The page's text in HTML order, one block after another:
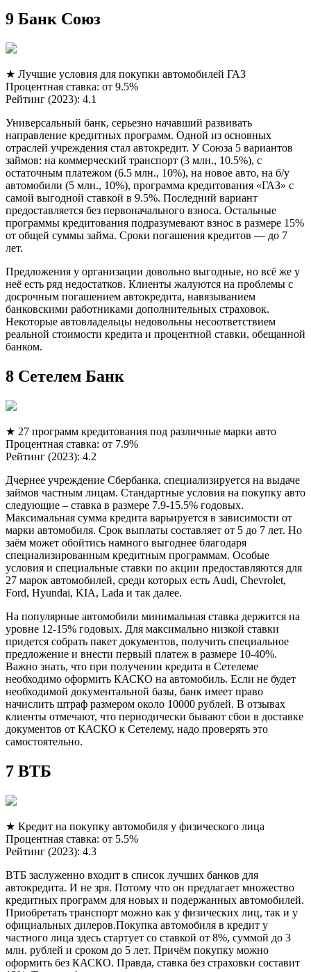
9 Банк Союз
★ Лучшие условия для покупки автомобилей ГАЗ
Процентная ставка: от 9.5%
Рейтинг (2023): 4.1
Универсальный банк, серьезно начавший развивать
направление кредитных программ. Одной из основных
отраслей учреждения стал автокредит. У Союза 5 вариантов
займов: на коммерческий транспорт (3 млн., 10.5%), с
остаточным платежом (6.5 млн., 10%), на новое авто, на б/у
автомобили (5 млн., 10%), программа кредитования «ГАЗ» с
самой выгодной ставкой в 9.5%. Последний вариант
предоставляется без первоначального взноса. Остальные
программы кредитования подразумевают взнос в размере 15%
от общей суммы займа. Сроки погашения кредитов — до 7
лет.
Предложения у организации довольно выгодные, но всё же у
неё есть ряд недостатков. Клиенты жалуются на проблемы с
досрочным погашением автокредита, навязыванием
банковскими работниками дополнительных страховок.
Некоторые автовладельцы недовольны несоответствием
реальной стоимости кредита и процентной ставки, обещанной
банком.
8 Сетелем Банк
★ 27 программ кредитования под различные марки авто
Процентная ставка: от 7.9%
Рейтинг (2023): 4.2
Дчернее учреждение Сбербанка, специализируется на выдаче
займов частным лицам. Стандартные условия на покупку авто
следующие – ставка в размере 7.9-15.5% годовых.
Максимальная сумма кредита варьируется в зависимости от
марки автомобиля. Срок выплаты составляет от 5 до 7 лет. Но
заём может обойтись намного выгоднее благодаря
специализированным кредитным программам. Особые
условия и специальные ставки по акции предоставляются для
27 марок автомобилей, среди которых есть Audi, Chevrolet,
Ford, Hyundai, KIA, Lada и так далее.
На популярные автомобили минимальная ставка держится на
уровне 12-15% годовых. Для максимально низкой ставки
придется собрать пакет документов, получить специальное
предложение и внести первый платеж в размере 10-40%.
Важно знать, что при получении кредита в Сетелеме
необходимо оформить КАСКО на автомобиль. Если не будет
необходимой документальной базы, банк имеет право
начислить штраф размером около 10000 рублей. В отзывах
клиенты отмечают, что периодически бывают сбои в доставке
документов от КАСКО к Сетелему, надо проверять это
самостоятельно.
7 ВТБ
★ Кредит на покупку автомобиля у физического лица
Процентная ставка: от 5.5%
Рейтинг (2023): 4.3
ВТБ заслуженно входит в список лучших банков для
автокредита. И не зря. Потому что он предлагает множество
кредитных программ для новых и подержанных автомобилей.
Приобретать транспорт можно как у физических лиц, так и у
официальных дилеров.Покупка автомобиля в кредит у
частного лица здесь стартует со ставкой от 8%, суммой до 3
млн. рублей и сроком до 5 лет. Причём покупку можно
оформить без КАСКО. Правда, ставка без страховки составит